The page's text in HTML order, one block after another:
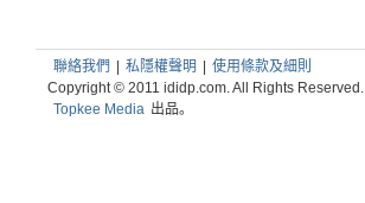
聯絡我們 私隱權聲明
使用條款及細則
Copyright © 2011 ididp.com. All Rights Reserved.
Topkee Media 出品。